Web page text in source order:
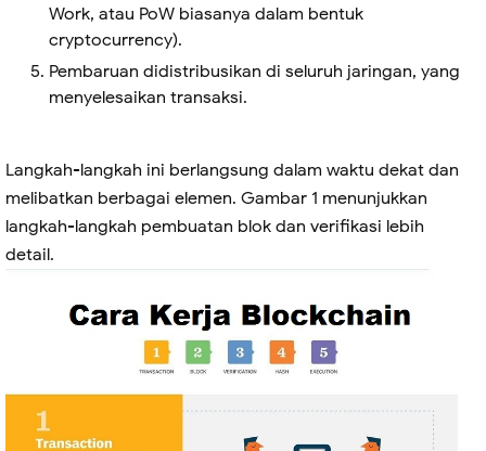
Work, atau PoW biasanya dalam bentuk
cryptocurrency).
Pembaruan didistribusikan di seluruh jaringan, yang
menyelesaikan transaksi.
Langkah-langkah ini berlangsung dalam waktu dekat dan
melibatkan berbagai elemen. Gambar 1 menunjukkan
langkah-langkah pembuatan blok dan verifikasi lebih
detail.